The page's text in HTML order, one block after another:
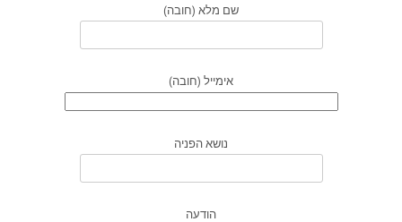
שם מלא (חובה)
אימייל (חובה)
נושא הפניה
הודעה